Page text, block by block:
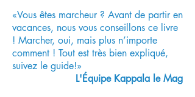
«Vous êtes marcheur ? Avant de partir en
vacances, nous vous conseillons ce livre
! Marcher, oui, mais plus n’importe
comment ! Tout est très bien expliqué,
suivez le guide!»
L'Équipe Kappala le Mag